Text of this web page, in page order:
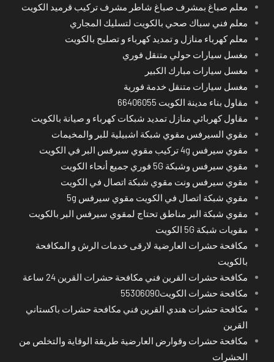
معلم صباغ بمشرف صباغ شاطر مشرف تركيب قرميد الكويت
معلم فني سباك صحي بالكويت لتسليك المجاري
معلم كهرباء منازل و تمديد كهرباء و تصليح بالكويت
مغسل سيارات حولي متنقل فوري
مغسل سيارات مبارك الكبير
مغسل سيارات متنقل خدمة فورية
مقاول بناء مدينة الكويت 66406055
مقاول كهربائي منازل تمديد شبكات كهرباء و صيانة بالكويت
مقوي السيرفس مقوي شبكة اشبيلية للبر والمخيمات
مقوي سيرفس 4g تركيب مقوي سيرفس البر في الكويت
مقوي سيرفس وشبكة 5G فوري جميع أنحاء الكويت
مقوي سيرفس ونت مقوي شبكة اتصال في الكويت
مقوي شبكة اتصال في الكويت مقوي سيرفس 5g
مقوي شبكة البر مناطق تحتاج لمقوي سيرفس البر بالكويت
مقويات شبكة 5G الكويت
مكافحة حشرات العارضية لارقى خدمات الرش و المكافحة
بالكويت
مكافحة حشرات القرين فني مكافحة حشرات القرين 24 ساعة
مكافحة حشرات الكويت55306090
مكافحة حشرات هندي القرين فني مكافحة حشرات باكستاني
القرين
مكافحة حشرات وقوارض العارضية طريقة الوقاية والتخلص من
الحشرات